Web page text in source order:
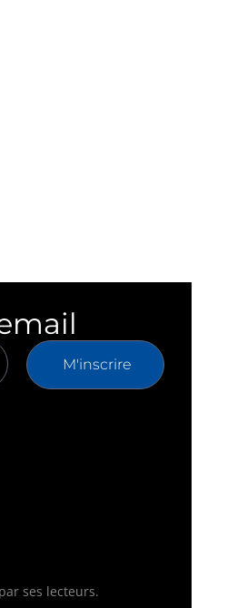
M'inscrire
ses lecteurs.